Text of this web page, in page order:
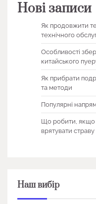
Нові записи
Як продовжити
технічного
Особливості
китайського
Як прибрати
та методи
Популярні
Що робити, якщо
врятувати страву
Наш вибір